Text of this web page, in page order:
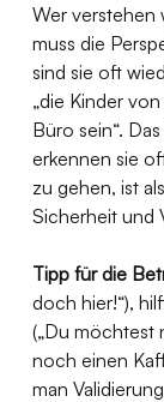
Wer verstehen
muss die
sind sie oft
„die Kinder
Büro sein“.
erkennen sie
zu gehen, ist
Sicherheit und
Tipp für die
doch hier!“),
(„Du möchtest
noch einen
man